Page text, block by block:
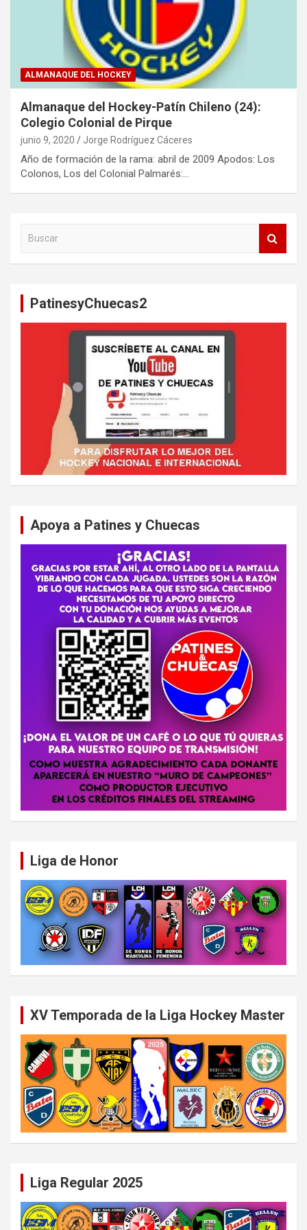
ALMANAQUE DEL HOCKEY
Almanaque del Hockey-Patín Chileno (24):
Colegio Colonial de Pirque
junio 9, 2020 Jorge Rodríguez Cáceres
Año de formación de la rama: abril de 2009 Apodos: Los
Colonos, Los del Colonial Palmarés:…
PatinesyChuecas2
Apoya a Patines y Chuecas
Liga de Honor
XV Temporada de la Liga Hockey Master
Liga Regular 2025